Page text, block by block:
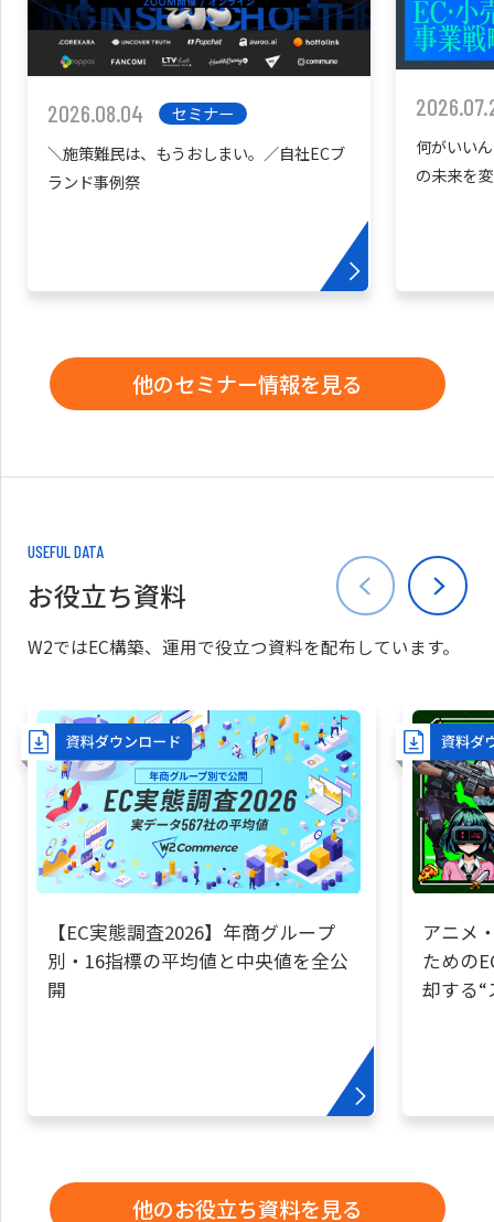
2026.08.04
セミナー
＼施策難民は、もうおしまい。／自社ECブ
ランド事例祭
何がいい
の未来を
他のセミナー情報を見る
USEFUL DATA
お役立ち資料
W2ではEC構築、運用で役立つ資料を配布しています。
【EC実態調査2026】年商グループ
別・16指標の平均値と中央値を全公
開
アニメ
ための
却する
他のお役立ち資料を見る